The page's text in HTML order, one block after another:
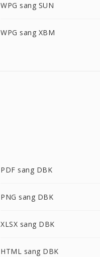
WPG sang SUN
WPG sang XBM
PDF sang DBK
PNG sang DBK
XLSX sang DBK
HTML sang DBK